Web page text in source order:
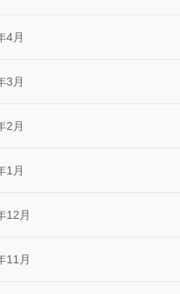
4月
3月
2月
1月
12月
11月